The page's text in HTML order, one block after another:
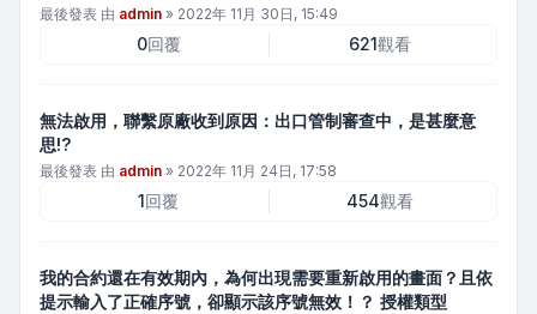
最後發表 由 admin » 2022年 11月 30日, 15:49
0回覆 621觀看
無法啟用，聯繫原廠收到原因：出口管制審查中，是甚麼意
思!?
最後發表 由 admin » 2022年 11月 24日, 17:58
1回覆 454觀看
我的合約還在有效期內，為何出現需要重新啟用的畫面？且依
提示輸入了正確序號，卻顯示該序號無效！？ 授權類型